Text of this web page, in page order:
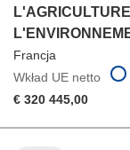
Francja
Wkład UE netto
€ 320 445,00